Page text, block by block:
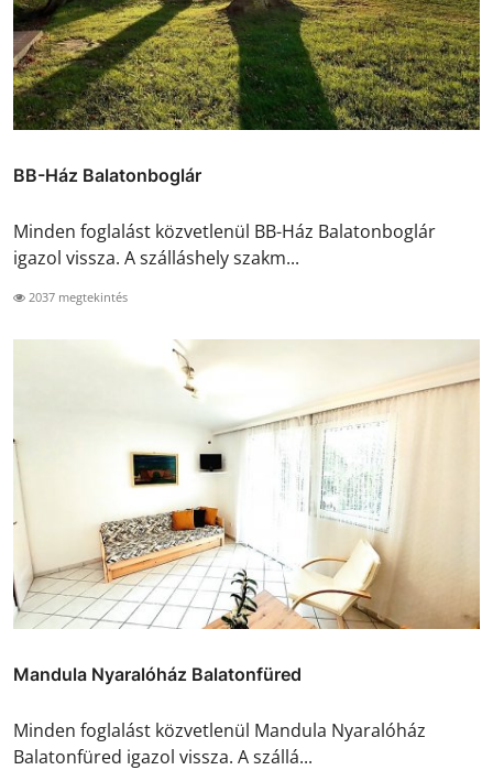
BB-Ház Balatonboglár
Minden foglalást közvetlenül BB-Ház Balatonboglár
igazol vissza. A szálláshely szakm...
2037 megtekintés
Mandula Nyaralóház Balatonfüred
Minden foglalást közvetlenül Mandula Nyaralóház
Balatonfüred igazol vissza. A szállá...